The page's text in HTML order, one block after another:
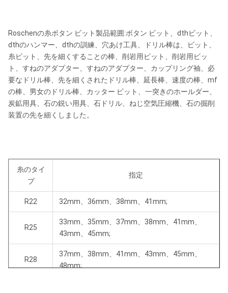
Roschenの糸ボタン ビット製品範囲:ボタン ビット、dthビット、
dthのハンマー、dthの訓練、穴あけ工具、ドリル棒は、ビット、
糸ビット、先を細くすることの棒、削岩用ビット、削岩用ビッ
ト、すねのアダプター、すねのアダプター、カップリング袖、必
要なドリル棒、先を細くされたドリル棒、延長棒、速度の棒、mf
の棒、男女のドリル棒、カッター ビット、一突きのホールダー、
炭鉱用具、石の鋭い用具、石ドリル、ねじ空気圧縮機、石の掘削
装置の先を細くしました。
糸のタイ
プ
指定
R22 32mm、36mm、38mm、41mm;
R25
33mm、35mm、37mm、38mm、41mm、
43mm、45mm;
R28
37mm、38mm、41mm、43mm、45mm、
48mm;